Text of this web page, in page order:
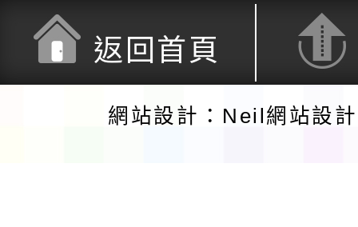
返回首頁
網站設計：Neil網站設